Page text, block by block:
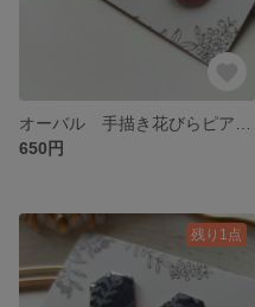
650円
残り1点